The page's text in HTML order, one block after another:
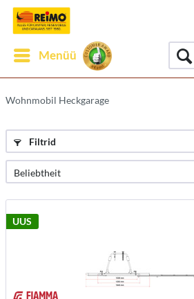
Menüü
Wohnmobil Heckgarage
Filtrid
UUS